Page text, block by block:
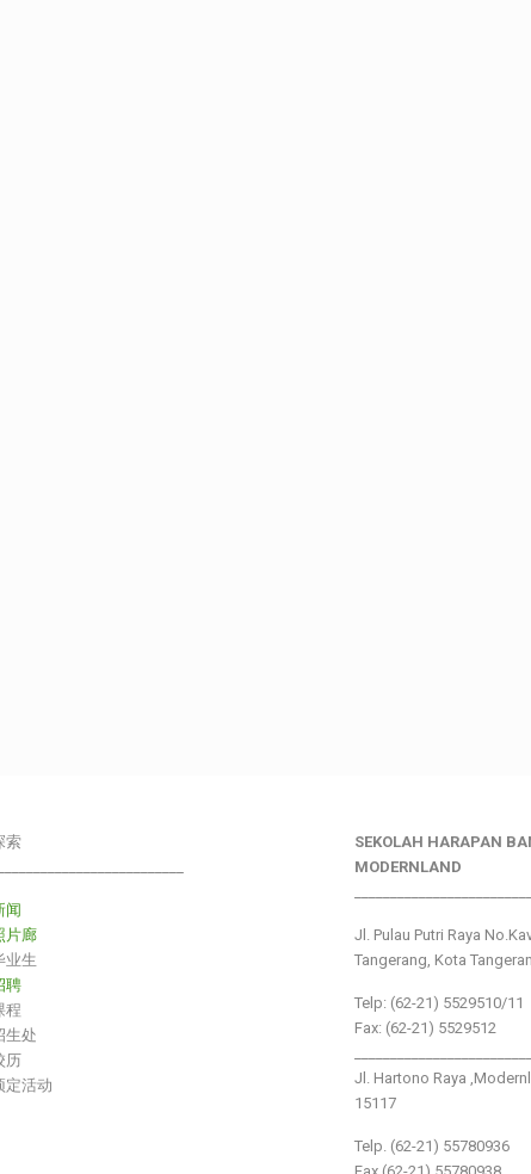
索
闻
片廊
业生
聘
程
生处
历
定活动
SEKOLAH HARAPAN
MODERNLAND
Jl. Pulau Putri Raya
Tangerang, Kota
Telp: (62-21) 5529510/11
Fax: (62-21) 5529512
Jl. Hartono Raya
15117
Telp. (62-21) 55780936